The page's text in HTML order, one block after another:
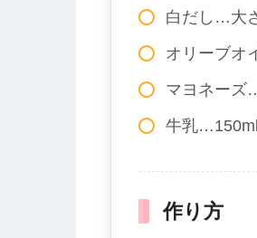
白だし…大
オリーブオ
マヨネーズ
牛乳…150ml
作り方